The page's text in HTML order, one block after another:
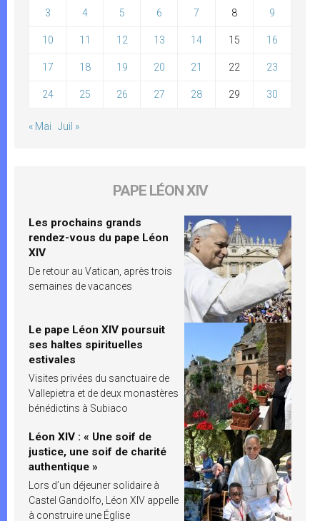
3 4 5 6 7 8 9
10 11 12 13 14 15 16
17 18 19 20 21 22 23
24 25 26 27 28 29 30
« Mai Juil »
PAPE LÉON XIV
Les prochains grands
rendez-vous du pape Léon
XIV
De retour au Vatican, après trois
semaines de vacances
Le pape Léon XIV poursuit
ses haltes spirituelles
estivales
Visites privées du sanctuaire de
Vallepietra et de deux monastères
bénédictins à Subiaco
Léon XIV : « Une soif de
justice, une soif de charité
authentique »
Lors d’un déjeuner solidaire à
Castel Gandolfo, Léon XIV appelle
à construire une Église